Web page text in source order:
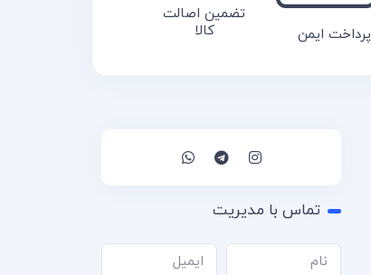
پرداخت ایمن
تضمین اصالت
کالا
تماس با مدیریت